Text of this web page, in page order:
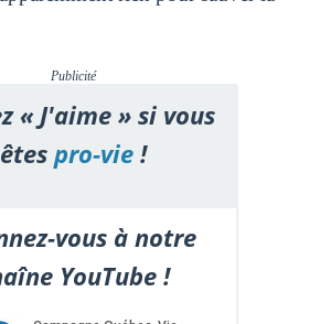
Publicité
« J'aime » si vous
êtespro-vie!
vous à notre
YouTube !